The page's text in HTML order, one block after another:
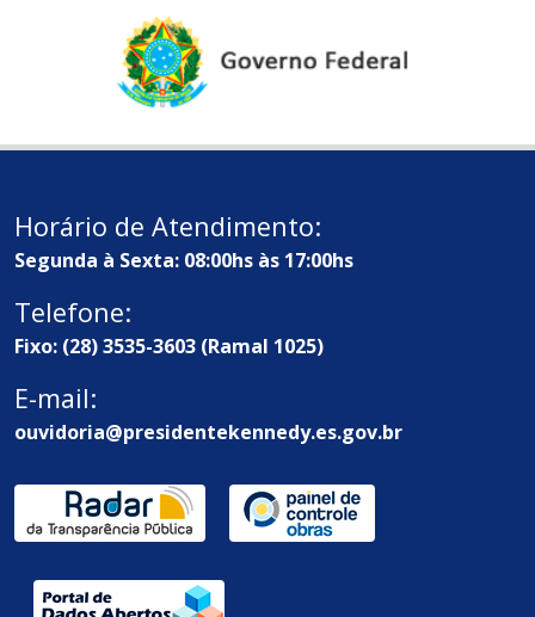
Horário de Atendimento:
Segunda à Sexta: 08:00hs às 17:00hs
Telefone:
Fixo: (28) 3535-3603 (Ramal 1025)
E-mail:
ouvidoria@presidentekennedy.es.gov.br